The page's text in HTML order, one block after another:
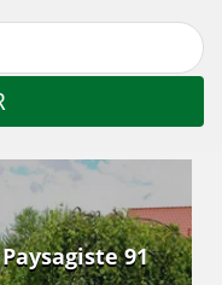
Paysagiste 91